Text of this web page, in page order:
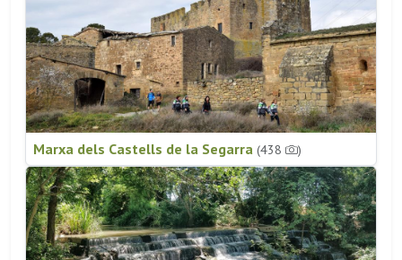
Marxa dels Castells de la Segarra (438 )